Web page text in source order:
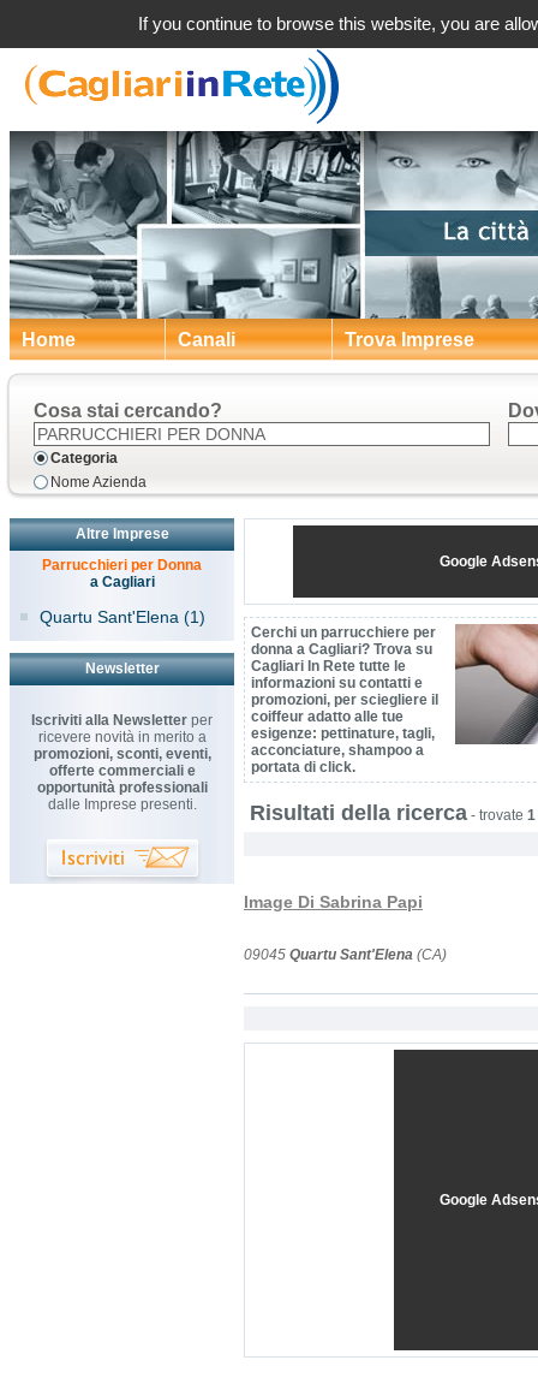
Home Canali Trova Imprese
Cosa stai cercando?
Categoria
Nome Azienda
Altre Imprese
Parrucchieri per Donna
a Cagliari
Quartu Sant'Elena (1)
Newsletter
Iscriviti alla Newsletter per
ricevere novità in merito a
promozioni, sconti, eventi,
offerte commerciali e
opportunità professionali
dalle Imprese presenti.
Google
Cerchi un parrucchiere per
donna a Cagliari? Trova su
Cagliari In Rete tutte le
informazioni su contatti e
promozioni, per sciegliere il
coiffeur adatto alle tue
esigenze: pettinature, tagli,
acconciature, shampoo a
portata di click.
Risultati della ricerca - trovate 1
Image Di Sabrina Papi
09045 Quartu Sant'Elena (CA)
Google
If you continue to browse this website, you are